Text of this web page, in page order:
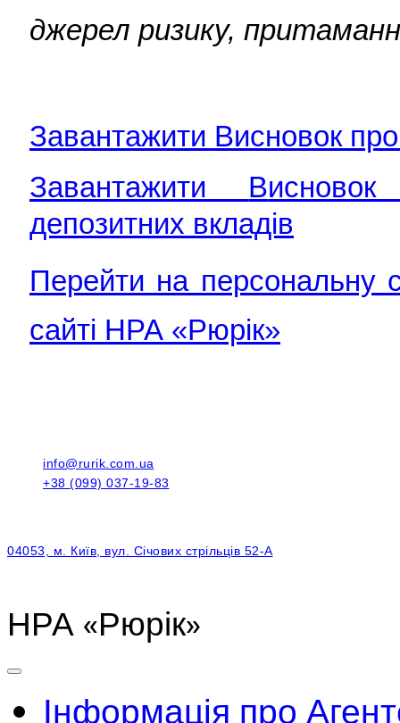
джерел ризику,
Завантажити Висновок про
Завантажити В
депозитних вкладів
Перейти на
сайті НРА «Рюрік»
info@rurik.com.ua
+38 (099) 037-19-83
04053, м. Київ, вул. Січових стрільців 52-А
НРА «Рюрік»
Інформація про